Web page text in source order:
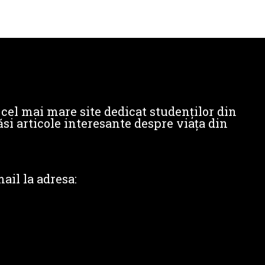
mai mare site dedicat studenților din
articole interesante despre viața din
la adresa: